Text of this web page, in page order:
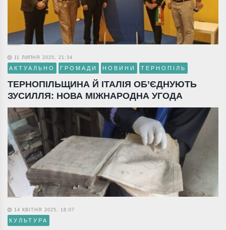
11 ЛИПНЯ 2025, 21:34
АКТУАЛЬНО ГРОМАДИ НОВИНИ ТЕРНОПІЛЬ
ТЕРНОПІЛЬЩИНА Й ІТАЛІЯ ОБ’ЄДНУЮТЬ
ЗУСИЛЛЯ: НОВА МІЖНАРОДНА УГОДА
14 КВІТНЯ 2025, 18:07
КУЛЬТУРА